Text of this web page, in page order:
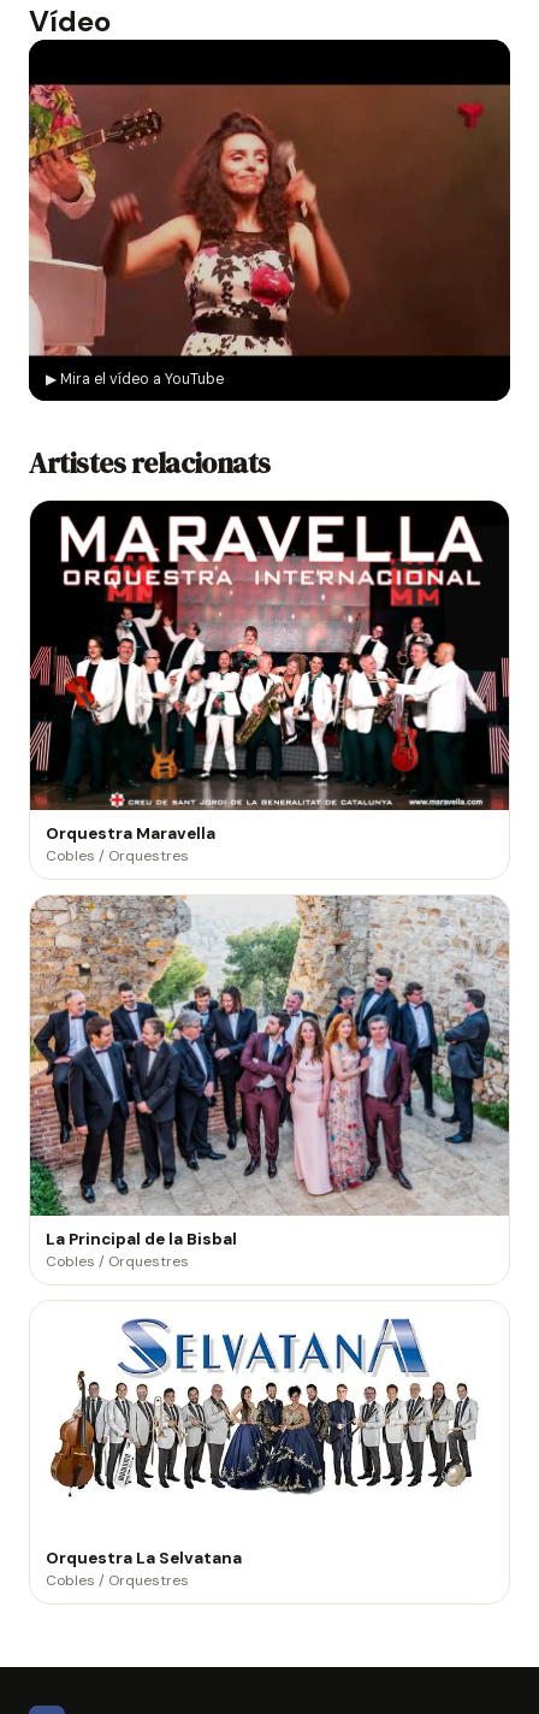
Vídeo
▶ Mira el vídeo a YouTube
Artistes relacionats
Orquestra Maravella
Cobles / Orquestres
La Principal de la Bisbal
Cobles / Orquestres
Orquestra La Selvatana
Cobles / Orquestres